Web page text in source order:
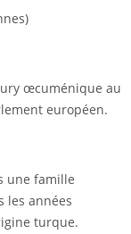
œcuménique au
européen.
une famille
les années
turque.